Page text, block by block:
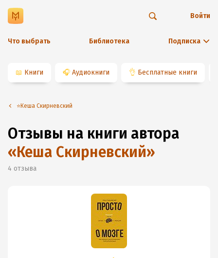
Что выбрать Библиотека Подписка
Войти
📖 Книги 🎧 Аудиокниги 👌 Бесплатные книги
⭐️Кеша Скирневский
Отзывы на книги автора
«Кеша Скирневский»
4 отзыва